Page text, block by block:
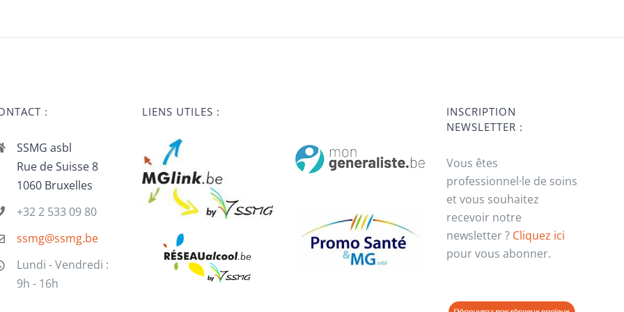
:
SSMG asbl
Rue de Suisse 8
1060 Bruxelles
+32 2 533 09 80
ssmg@ssmg.be
Lundi - Vendredi :
9h - 16h
LIENS UTILES :
INSCRIPTION
NEWSLETTER :
Vous êtes
professionnel·le de soins
et vous souhaitez
recevoir notre
newsletter ? Cliquez ici
pour vous abonner.